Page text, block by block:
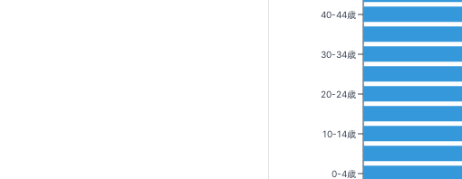
40-44歳
30-34歳
20-24歳
10-14歳
0-4歳